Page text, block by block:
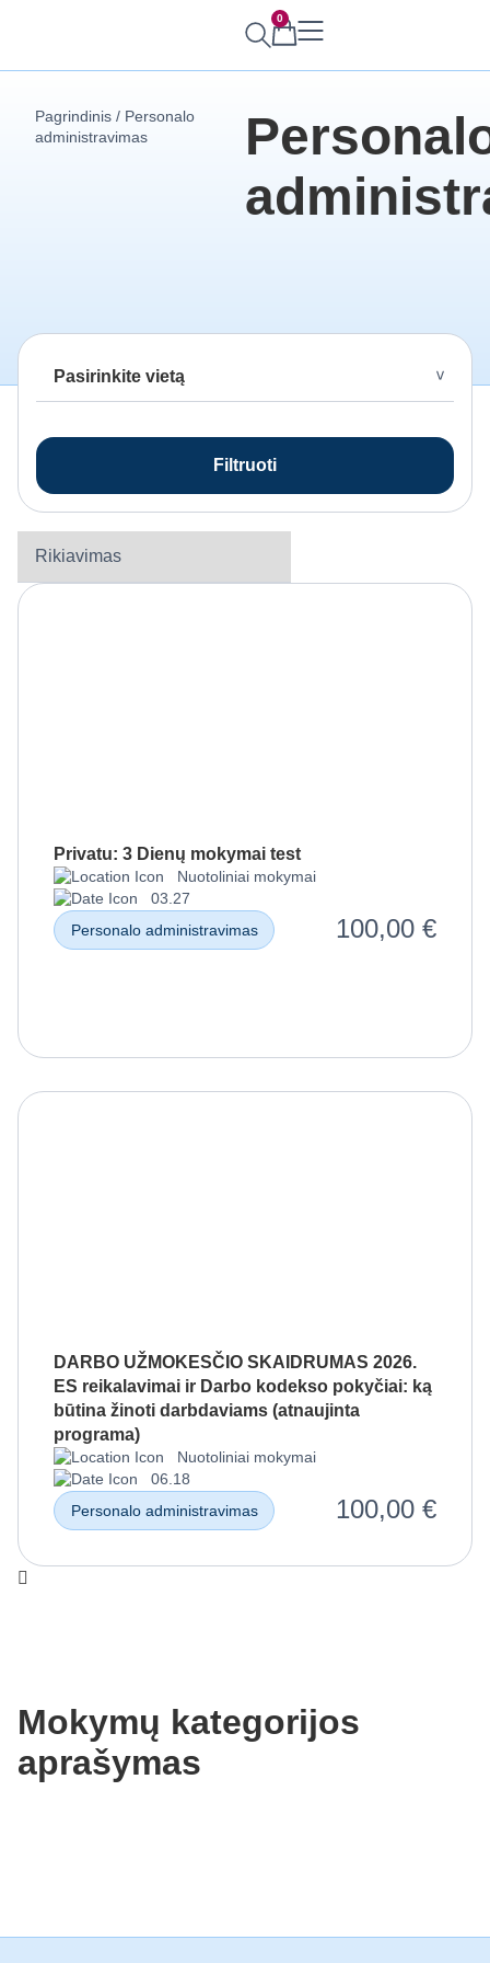
0
Pagrindinis / Personalo
administravimas
Filtruoti
Privatu: 3 Dienų mokymai test
Nuotoliniai mokymai
03.27
Personalo administravimas
100,00 €
DARBO UŽMOKESČIO SKAIDRUMAS 2026.
ES reikalavimai ir Darbo kodekso pokyčiai: ką
būtina žinoti darbdaviams (atnaujinta
programa)
Nuotoliniai mokymai
06.18
Personalo administravimas
100,00 €
Mokymų kategorijos
aprašymas